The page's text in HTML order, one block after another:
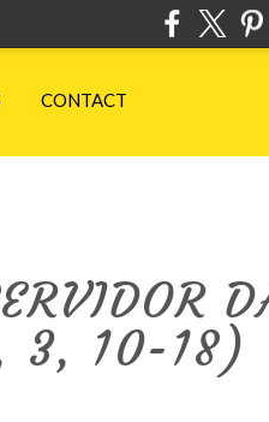
CONTACT
3, 10-18)